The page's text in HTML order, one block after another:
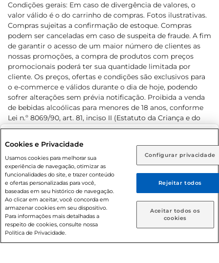
Rio de Janeiro (RJ) Goiás (GO)
Ou
Caso queira comprar online, informe como deseja receber
suas compras:
Entrega em casa Retire em Loja
Condições gerais: Em caso de divergência de valores, o
valor válido é o do carrinho de compras. Fotos ilustrativas.
Compras sujeitas a confirmação de estoque. Compras
podem ser canceladas em caso de suspeita de fraude. A fim
de garantir o acesso de um maior número de clientes as
nossas promoções, a compra de produtos com preços
promocionais poderá ter sua quantidade limitada por
cliente. Os preços, ofertas e condições são exclusivos para
o e-commerce e válidos durante o dia de hoje, podendo
sofrer alterações sem prévia notificação. Proibida a venda
de bebidas alcoólicas para menores de 18 anos, conforme
Lei n.º 8069/90, art. 81, inciso II (Estatuto da Criança e do
Adolescente). Preços e condições exclusivos para o
prévio. O valor mínimo para as compras on-line é de R$
80,00.
© 2026 Copyright. Todos os direitos
reservados Prezunic.
Cookies e Privacidade
Usamos cookies para melhorar sua
experiência de navegação, otimizar as
funcionalidades do site, e trazer conteúdo
e ofertas personalizadas para você,
baseadas em seu histórico de navegação.
Ao clicar em aceitar, você concorda em
armazenar cookies em seu dispositivo.
Para informações mais detalhadas a
respeito de cookies, consulte nossa
Política de Privacidade.
Configurar privacidade
Rejeitar todos
Aceitar todos os
cookies